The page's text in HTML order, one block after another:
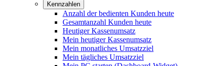
Kennzahlen
Anzahl der bedienten Kunden heute
Gesamtanzahl Kunden heute
Heutiger Kassenumsatz
Mein heutiger Kassenumsatz
Mein monatliches Umsatzziel
Mein tägliches Umsatzziel